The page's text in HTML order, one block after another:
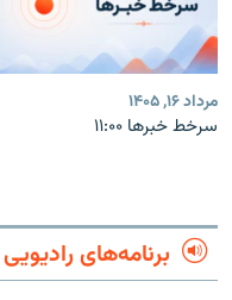
مرداد ۱۶, ۱۴۰۵
سرخط خبرها ۱۱:۰۰
برنامه‌های رادیویی